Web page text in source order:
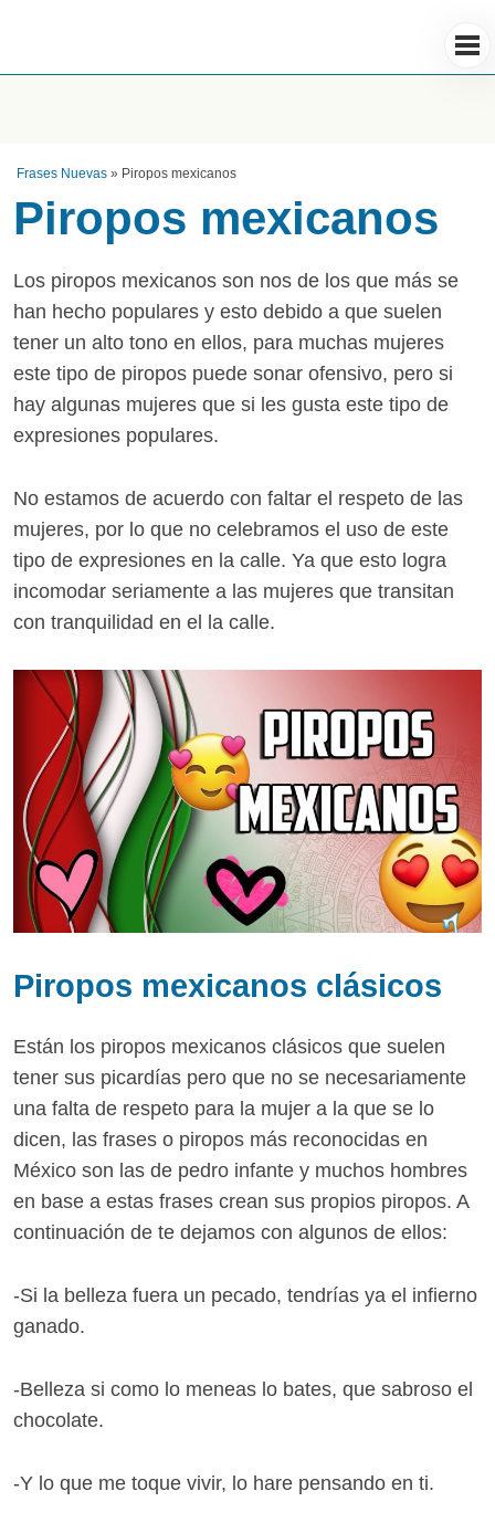
Frases Nuevas » Piropos mexicanos
Piropos mexicanos
Los piropos mexicanos son nos de los que más se
han hecho populares y esto debido a que suelen
tener un alto tono en ellos, para muchas mujeres
este tipo de piropos puede sonar ofensivo, pero si
hay algunas mujeres que si les gusta este tipo de
expresiones populares.
No estamos de acuerdo con faltar el respeto de las
mujeres, por lo que no celebramos el uso de este
tipo de expresiones en la calle. Ya que esto logra
incomodar seriamente a las mujeres que transitan
con tranquilidad en el la calle.
Piropos mexicanos clásicos
Están los piropos mexicanos clásicos que suelen
tener sus picardías pero que no se necesariamente
una falta de respeto para la mujer a la que se lo
dicen, las frases o piropos más reconocidas en
México son las de pedro infante y muchos hombres
en base a estas frases crean sus propios piropos. A
continuación de te dejamos con algunos de ellos:
-Si la belleza fuera un pecado, tendrías ya el infierno
ganado.
-Belleza si como lo meneas lo bates, que sabroso el
chocolate.
-Y lo que me toque vivir, lo hare pensando en ti.